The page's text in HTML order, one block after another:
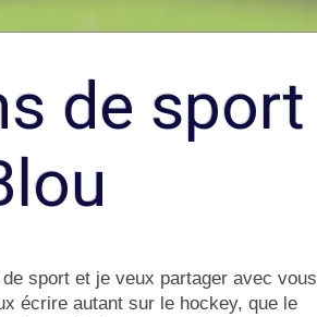
de sport
sport et je veux partager avec vous
écrire autant sur le hockey, que le